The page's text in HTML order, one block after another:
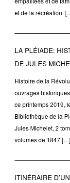
et de la récréation.
LA PLÉIADE:
DE JULES
Histoire de la
ouvrages
ce printemps 2019,
Bibliothèque de la
Jules Michelet, 2
volumes de 1847 […]
ITINÉRAIRE